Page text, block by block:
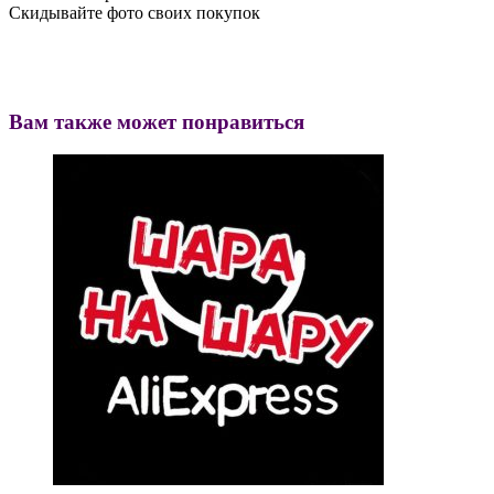
Скидывайте фото своих покупок
Вам также может понравиться